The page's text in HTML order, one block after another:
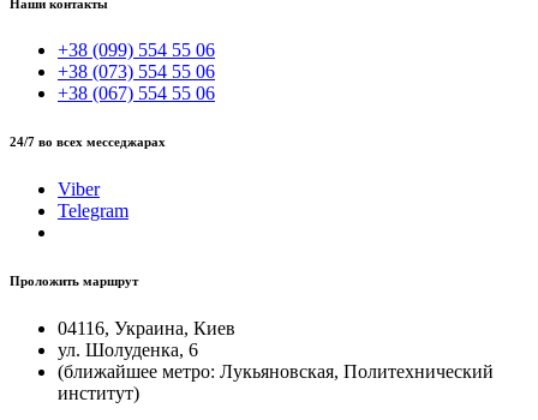
Наши контакты
+38 (099) 554 55 06
+38 (073) 554 55 06
+38 (067) 554 55 06
24/7 во всех месседжарах
Viber
Telegram
Проложить маршрут
04116, Украина, Киев
ул. Шолуденка, 6
(ближайшее метро: Лукьяновская, Политехнический
институт)